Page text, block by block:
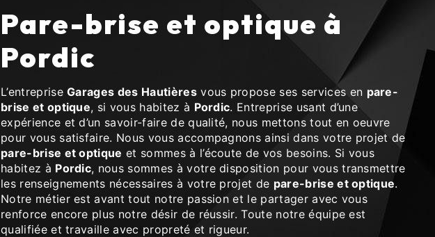
pare-brise et optique à
Pordic
L’entrepriseGarages des Hautièresvous propose ses services en pare-
brise et optique, si vous habitez à Pordic. Entreprise usant d’une
expérience et d’un savoir-faire de qualité, nous mettons tout en oeuvre
pour vous satisfaire. Nous vous accompagnons ainsi dans votre projet de
pare-brise et optique et sommes à l’écoute de vos besoins. Si vous
habitez à Pordic, nous sommes à votre disposition pour vous transmettre
les renseignements nécessaires à votre projet de pare-brise et optique.
Notre métier est avant tout notre passion et le partager avec vous
renforce encore plus notre désir de réussir. Toute notre équipe est
qualifiée et travaille avec propreté et rigueur.